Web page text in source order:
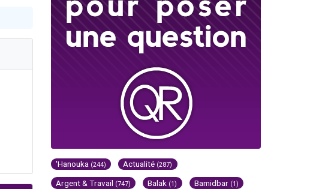
'Hanouka (244) Actualité (287)
Argent & Travail (747) Balak (1) Bamidbar (1)